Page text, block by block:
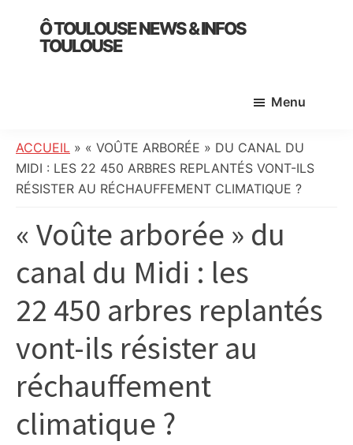
primary
Ô TOULOUSE NEWS & INFOS
TOULOUSE
:
info
locale,
culture,
politique,
météo,
divers
initiatives
citoyennes
Menu
ACCUEIL » « VOÛTE ARBORÉE » DU CANAL DU
MIDI : LES 22 450 ARBRES REPLANTÉS VONT-ILS
RÉSISTER AU RÉCHAUFFEMENT CLIMATIQUE ?
« Voûte arborée » du
canal du Midi : les
22 450 arbres replantés
vont-ils résister au
réchauffement
climatique ?